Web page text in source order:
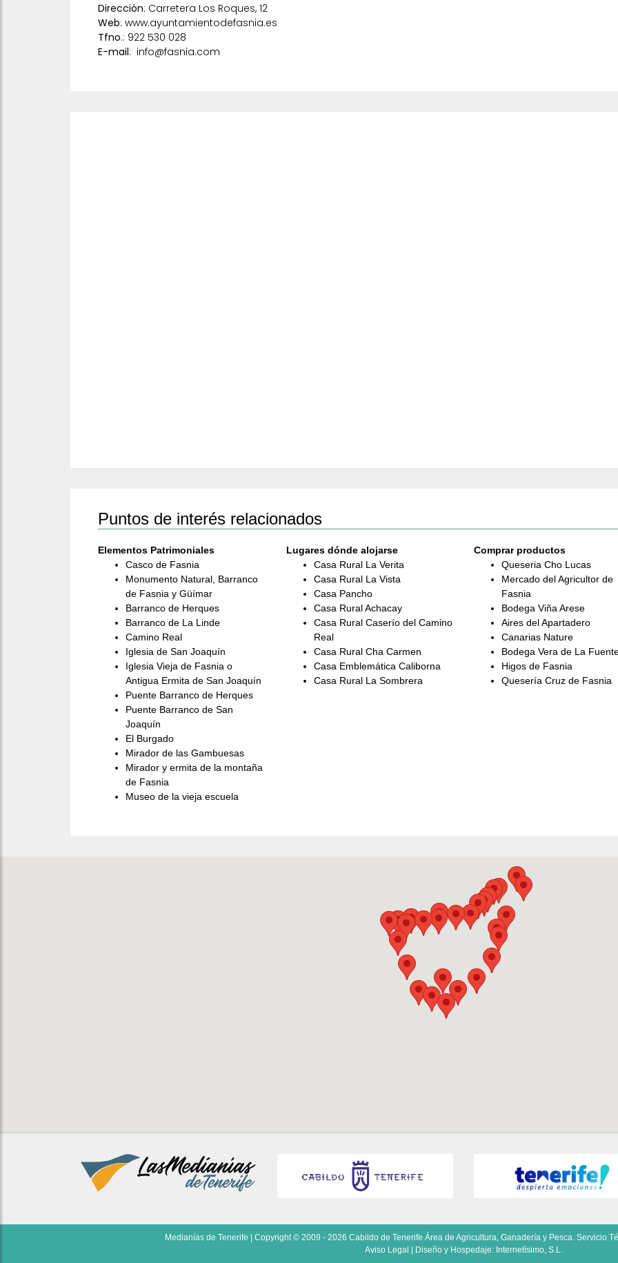
Dirección: Carretera Los Roques, 12
Web: www.ayuntamientodefasnia.es
Tfno.: 922 530 028
E-mail: info@fasnia.com
Puntos de interés relacionados
Elementos Patrimoniales
Casco de Fasnia
Monumento Natural, Barranco
de Fasnia y Güímar
Barranco de Herques
Barranco de La Linde
Camino Real
Iglesia de San Joaquín
Iglesia Vieja de Fasnia o
Antigua Ermita de San Joaquín
Puente Barranco de Herques
Puente Barranco de San
Joaquín
El Burgado
Mirador de las Gambuesas
Mirador y ermita de la montaña
de Fasnia
Museo de la vieja escuela
Lugares dónde alojarse
Casa Rural La Verita
Casa Rural La Vista
Casa Pancho
Casa Rural Achacay
Casa Rural Caserío del Camino
Real
Casa Rural Cha Carmen
Casa Emblemática Caliborna
Casa Rural La Sombrera
Comprar productos
Queseria Cho Lucas
Mercado del Agricultor de
Fasnia
Bodega Viña Arese
Aires del Apartadero
Canarias Nature
Bodega Vera de La
Higos de Fasnia
Quesería Cruz de Fasnia
Medianías de Tenerife | Copyright © 2009 - 2026 Cabildo de Tenerife Área de Agricultura, Ganadería y Pesca. Servicio
Aviso Legal | Diseño y Hospedaje: Internetísimo, S.L.